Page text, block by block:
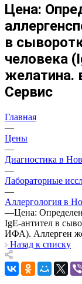
Цена:
в
человека
желатина.
Сервис
Главная
—
Цены
—
Диагностика в
—
Лабораторные
—
Аллергология в
—Цена:
IgE-антител в
ИФА). Аллерген
Назад к списку